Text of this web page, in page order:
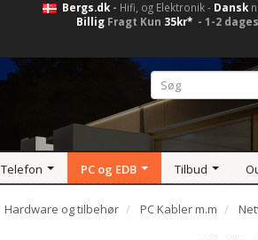
Bergs.dk- Hifi, og Elektronik - Dansk
Billig Fragt Kun 35kr* - 1-2
Telefon PC og EDB Tilbud
Hardware og tilbehør PC Kabler m.m